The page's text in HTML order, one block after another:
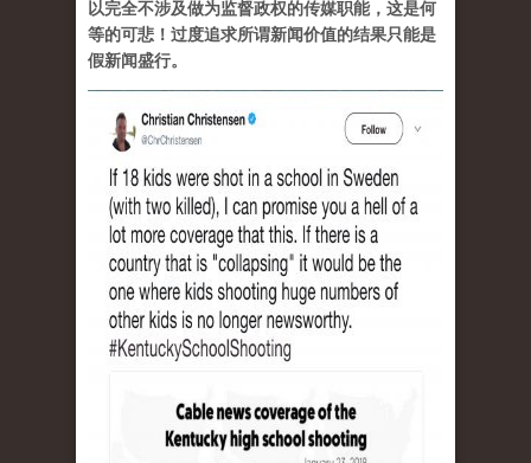
以完全不涉及做为监督政权的传媒职能，这是何
等的可悲！过度追求所谓新闻价值的结果只能是
假新闻盛行。